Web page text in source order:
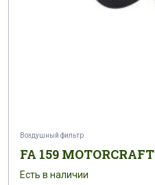
Воздушный фильтр
FA 159 MOTORCRAFT
Есть в наличии